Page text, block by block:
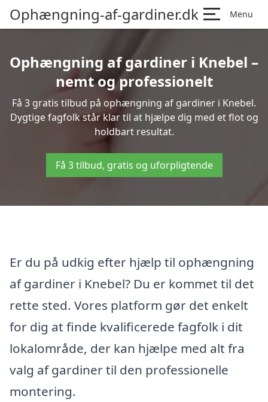
Ophængning-af-gardiner.dk Menu
Ophængning af gardiner i Knebel –
nemt og professionelt
Få 3 gratis tilbud på ophængning af gardiner i Knebel.
Dygtige fagfolk står klar til at hjælpe dig med et flot og
holdbart resultat.
Få 3 tilbud, gratis og uforpligtende
Er du på udkig efter hjælp til ophængning
af gardiner i Knebel? Du er kommet til det
rette sted. Vores platform gør det enkelt
for dig at finde kvalificerede fagfolk i dit
lokalområde, der kan hjælpe med alt fra
valg af gardiner til den professionelle
montering.